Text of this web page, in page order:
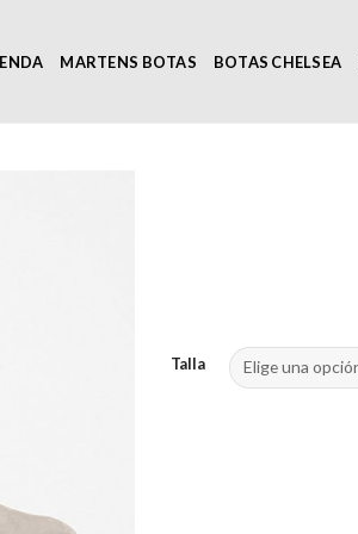
MARTENS BOTAS BOTAS CHELSEA
Talla